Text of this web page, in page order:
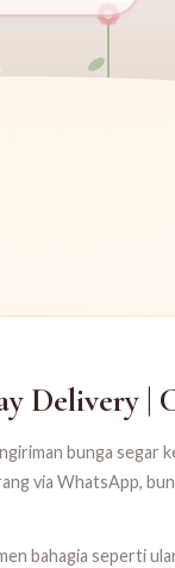
Delivery |
bunga segar
via WhatsApp,
bahagia seperti